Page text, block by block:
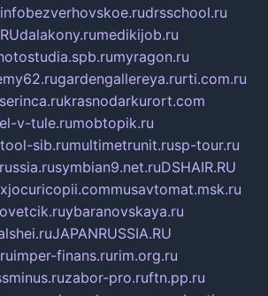
bezverhovskoe.rudrsschool.ru
dalakony.rumedikijob.ru
myragon.ru
gardengallereya.rurti.com.ru
krasnodarkurort.com
v-tule.rumobtopik.ru
tool-sib.rumultimetrunit.rusp-tour.ru
symbian9.net.ruDSHAIR.RU
xjocuricopii.commusavtomat.msk.ru
ybaranovskaya.ru
JAPANRUSSIA.RU
imper-finans.rurim.org.ru
zabor-pro.ruftn.pp.ru